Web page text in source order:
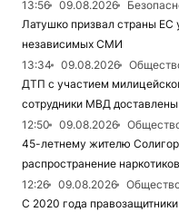
13:56
09.08.2026
Латушко призвал страны ЕС
независимых СМИ
13:34
09.08.2026
ДТП с участием
сотрудники МВД
12:50
09.08.2026
45-летнему жителю
распространение наркотиков
12:26
09.08.2026
С 2020 года